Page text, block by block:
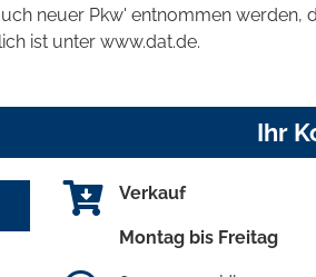
neuer Pkw' entnommen werden,
ist unter www.dat.de.
Ihr
Verkauf
Montag bis Freitag